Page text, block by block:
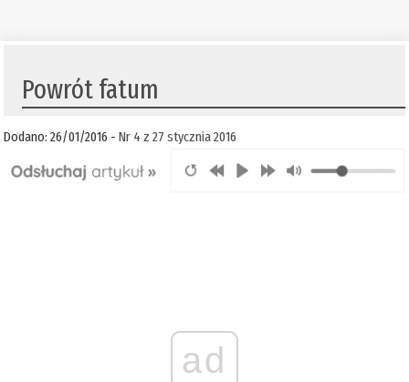
Powrót fatum
Dodano: 26/01/2016 -Nr 4 z 27 stycznia 2016
ad